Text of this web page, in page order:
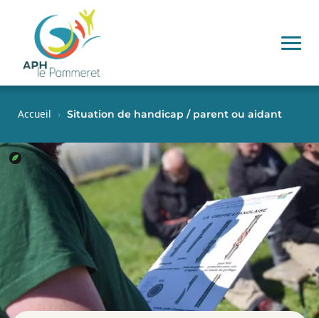
Accueil › Situation de handicap / parent ou aidant